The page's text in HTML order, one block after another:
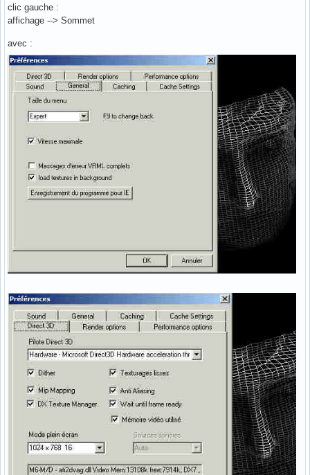
clic gauche :
affichage --> Sommet
avec :